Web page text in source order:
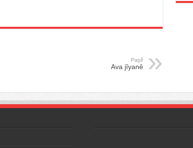
Paşê
Ava jîyanê